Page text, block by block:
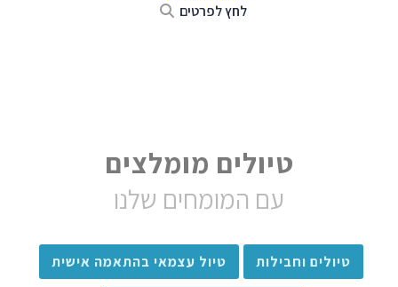
לחץ לפרטים
טיולים מומלצים
עם המומחים שלנו
טיולים וחבילות טיול עצמאי בהתאמה אישית